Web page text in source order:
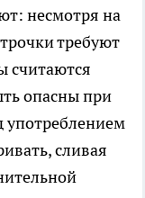
несмотря на
требуют
считаются
опасны при
употреблением
сливая